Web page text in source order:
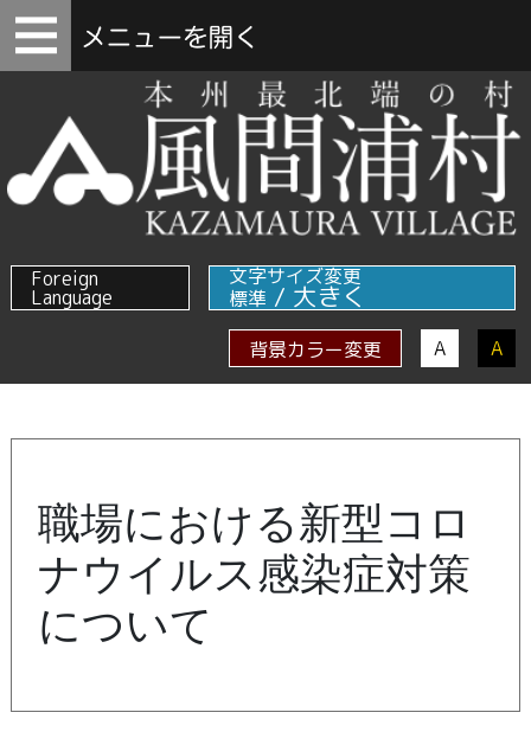
Foreign
Language
文字サイズ変更
標準 / 大きく
背景カラー変更 A A
職場における新型コロ
ナウイルス感染症対策
について